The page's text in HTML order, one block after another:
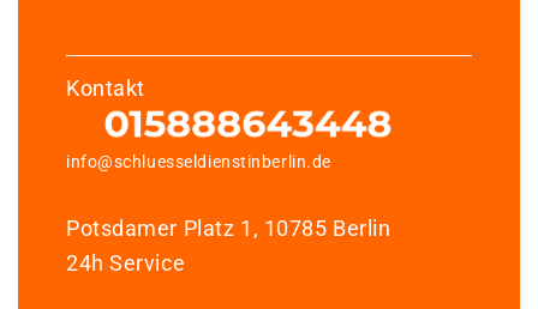
Kontakt
info@schluesseldienstinberlin.de
Potsdamer Platz 1, 10785 Berlin
24h Service